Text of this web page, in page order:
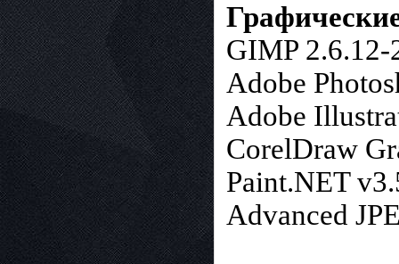
GIMP 2.6.12-
Adobe
Adobe
CorelDraw
Paint.NET
Advanced